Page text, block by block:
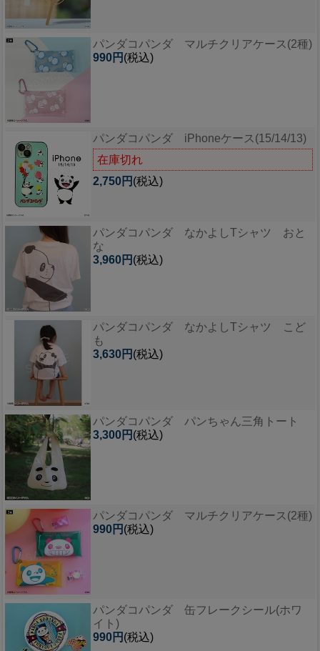
パンダコパンダ マルチクリアケース(2種)
990円 (税込)
パンダコパンダ iPhoneケース(15/14/13)
在庫切れ
2,750円 (税込)
パンダコパンダ なかよしTシャツ おと
な
3,960円 (税込)
パンダコパンダ なかよしTシャツ こど
も
3,630円 (税込)
パンダコパンダ パンちゃん三角トート
3,300円 (税込)
パンダコパンダ マルチクリアケース(2種)
990円 (税込)
パンダコパンダ 缶フレークシール(ホワ
イト)
990円 (税込)